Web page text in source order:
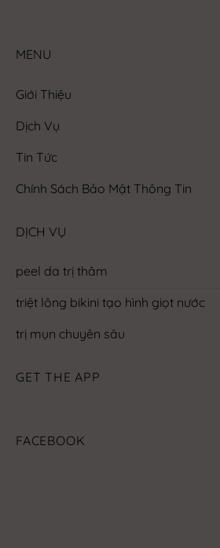
MENU
Giới Thiệu
Dịch Vụ
Tin Tức
Chính Sách Bảo Mật Thông Tin
DỊCH VỤ
peel da trị thâm
triệt lông bikini tạo hình giọt nước
trị mụn chuyên sâu
GET THE APP
FACEBOOK